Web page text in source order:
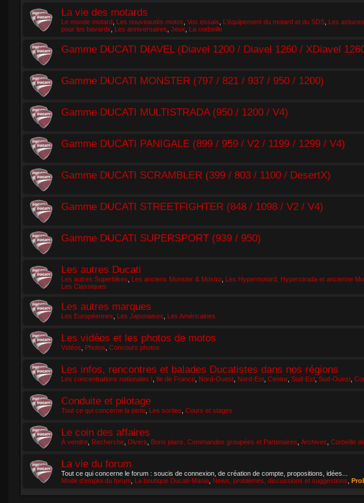
La vie des motards
Le monde motard, Les nouveautés motos, Vos essais, L'équipement du motard et du SDS, Les
pour les bavards, Les anniversaires, Jeux, La corbeille
Gamme DUCATI DIAVEL (Diavel 1200 / Diavel 1260 / XDiavel
Gamme DUCATI MONSTER (797 / 821 / 937 / 950 / 1200)
Gamme DUCATI MULTISTRADA (950 / 1200 / V4)
Gamme DUCATI PANIGALE (899 / 959 / V2 / 1199 / 1299 / V4)
Gamme DUCATI SCRAMBLER (399 / 803 / 1100 / DesertX)
Gamme DUCATI STREETFIGHTER (848 / 1098 / V2 / V4)
Gamme DUCATI SUPERSPORT (939 / 950)
Les autres Ducati
Les autres Superbikes, Les anciens Monster & Mostro, Les Hypermotard, Hyperstrada et ancienne
Les Classiques
Les autres marques
Les Européennes, Les Japonaises, Les Américaines
Les vidéos et les photos de motos
Vidéos, Photos, Concours photos
Les infos, rencontres et balades Ducatistes dans nos régions
Les concentrations nationales !, Ile de France, Nord-Ouest, Nord-Est, Centre, Sud-Est, Sud-Ouest,
Conduite et pilotage
Tout ce qui concerne la piste, Les sorties, Cours et stages
Le coin des affaires
À vendre, Recherche, Divers, Bons plans, Commandes groupées et Partenaires, Archives, Corbeille
La vie du forum
Tout ce qui concerne le forum : soucis de connexion, de création de compte, propositions, idées...
Mode d'emploi du forum, La boutique Ducati-Mania, News, problèmes, discussions et suggestions,